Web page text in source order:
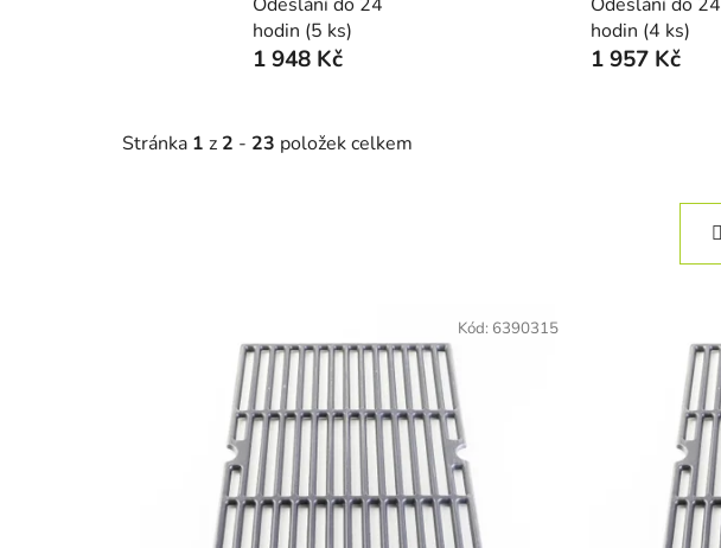
hodin (5 ks)
1 948 Kč
hodin (4 ks)
1 957 Kč
Stránka 1 z 2 - 23 položek celkem
Kód: 6390315